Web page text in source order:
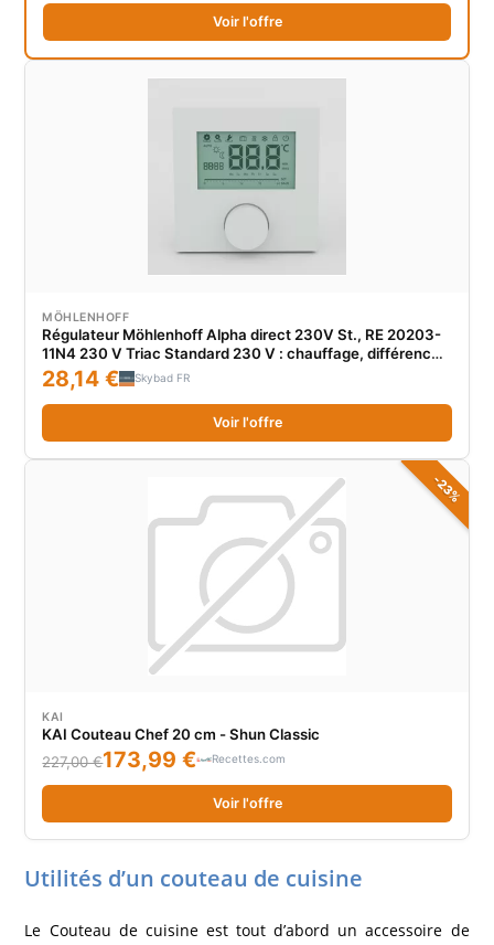
Voir l'offre
MÖHLENHOFF
Régulateur Möhlenhoff Alpha direct 230V St., RE 20203-
11N4 230 V Triac Standard 230 V : chauffage, différence
de descente fixe, entrée de descente, pour servomoteurs
avec sens d'action NF
28,14 € Skybad FR
Voir l'offre
-23%
KAI
KAI Couteau Chef 20 cm - Shun Classic
227,00 €173,99 € Recettes.com
Voir l'offre
Utilités d’un couteau de cuisine
Le Couteau de cuisine est tout d’abord un accessoire de